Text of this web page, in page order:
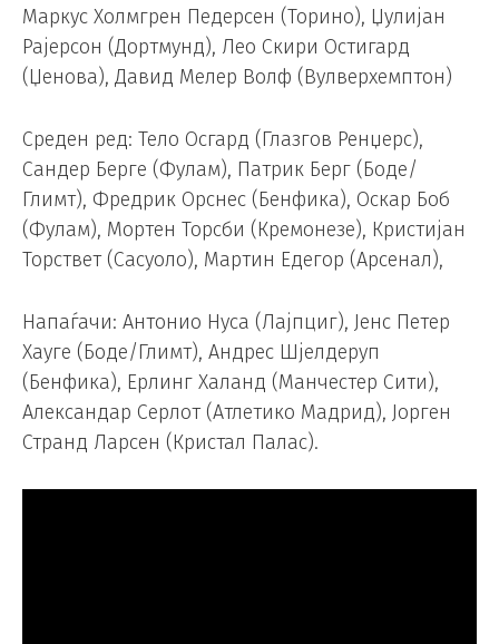
Маркус Холмгрен Педерсен (Торино), Џулијан
Рајерсон (Дортмунд), Лео Скири Остигард
(Џенова), Давид Мелер Волф (Вулверхемптон)
Среден ред: Тело Осгард (Глазгов Ренџерс),
Сандер Берге (Фулам), Патрик Берг (Боде/
Глимт), Фредрик Орснес (Бенфика), Оскар Боб
(Фулам), Мортен Торсби (Кремонезе), Кристијан
Торствет (Сасуоло), Мартин Едегор (Арсенал),
Напаѓачи: Антонио Нуса (Лајпциг), Јенс Петер
Хауге (Боде/Глимт), Андрес Шјелдеруп
(Бенфика), Ерлинг Халанд (Манчестер Сити),
Александар Серлот (Атлетико Мадрид), Јорген
Странд Ларсен (Кристал Палас).